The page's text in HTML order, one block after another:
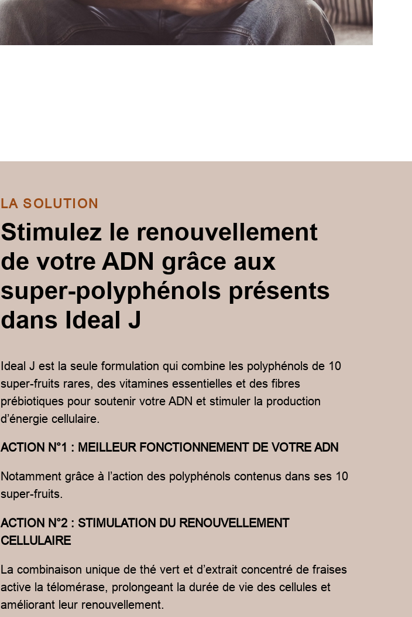
LA SOLUTION
Stimulez le renouvellement
de votre ADN grâce aux
super-polyphénols présents
dans Ideal J
Ideal J est la seule formulation qui combine les polyphénols de 10
super-fruits rares, des vitamines essentielles et des fibres
prébiotiques pour soutenir votre ADN et stimuler la production
d’énergie cellulaire.
ACTION N°1 : MEILLEUR FONCTIONNEMENT DE VOTRE ADN
Notamment grâce à l’action des polyphénols contenus dans ses 10
super-fruits.
ACTION N°2 : STIMULATION DU RENOUVELLEMENT
CELLULAIRE
La combinaison unique de thé vert et d’extrait concentré de fraises
active la télomérase, prolongeant la durée de vie des cellules et
améliorant leur renouvellement.